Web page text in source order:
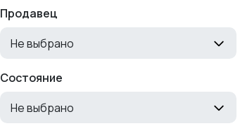
Продавец
Не выбрано
Состояние
Не выбрано